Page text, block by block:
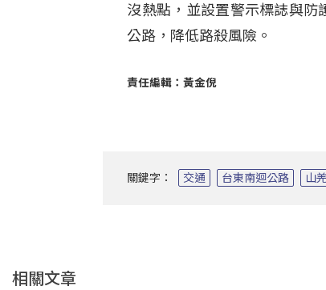
沒熱點，並設置警示標誌與防
公路，降低路殺風險。
責任編輯：黃金倪
關鍵字： 交通 台東南迴公路 山
相關文章